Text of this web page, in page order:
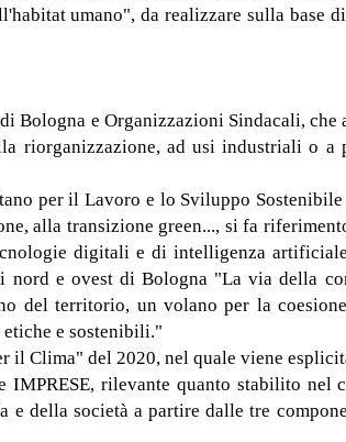
umano", da realizzare sulla base
Bologna e Organizzazioni Sindacali,
riorganizzazione, ad usi industriali o
per il Lavoro e lo Sviluppo
alla transizione green..., si fa
digitali e di intelligenza
e ovest di Bologna "La via della
del territorio, un volano per la
e sostenibili."
Clima" del 2020, nel quale viene
rilevante quanto stabilito nel
della società a partire dalle tre